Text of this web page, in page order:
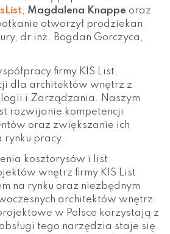
, Magdalena Knappe oraz
otworzył prodziekan
dr inż. Bogdan Gorczyca,
firmy KIS List,
dla architektów wnętrz z
i Zarządzania. Naszym
rozwijanie kompetencji
oraz zwiększanie ich
rynku pracy.
kosztorysów i list
wnętrz firmy KIS List
na rynku oraz niezbędnym
architektów wnętrz.
w Polsce korzystają z
tego narzędzia staje się